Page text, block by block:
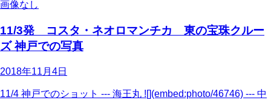
画像なし
11/3発 コスタ・ネオロマンチカ 東の宝珠クルー
ズ 神戸での写真
2018年11月4日
11/4 神戸でのショット --- 海王丸 ![](embed:photo/46746) --- 中